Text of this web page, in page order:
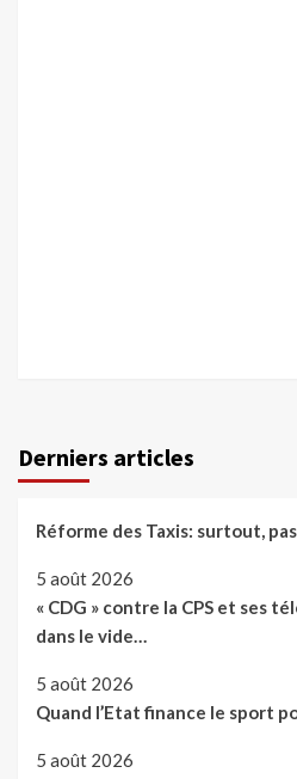
Derniers articles
Réforme des Taxis: surtout,
5 août 2026
« CDG » contre la CPS et ses
dans le vide…
5 août 2026
Quand l’Etat finance le sport
5 août 2026